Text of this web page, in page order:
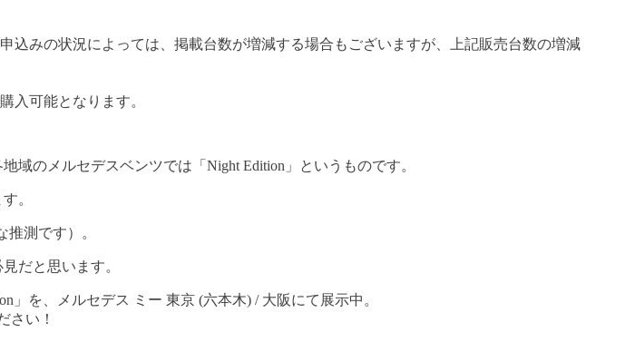
みの状況によっては、掲載台数が増減する場合もございますが、上記販売台数の増減
入可能となります。
のメルセデスベンツでは「Night Edition」というものです。
。
測です）。
だと思います。
を、メルセデス ミー 東京 (六本木) / 大阪にて展示中。
さい！